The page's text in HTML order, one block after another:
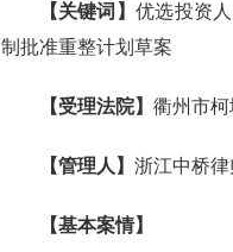
【关键词】优选投资
制批准重整计划草案
【受理法院】 衢州市
【管理人】 浙江中桥
【基本案情】